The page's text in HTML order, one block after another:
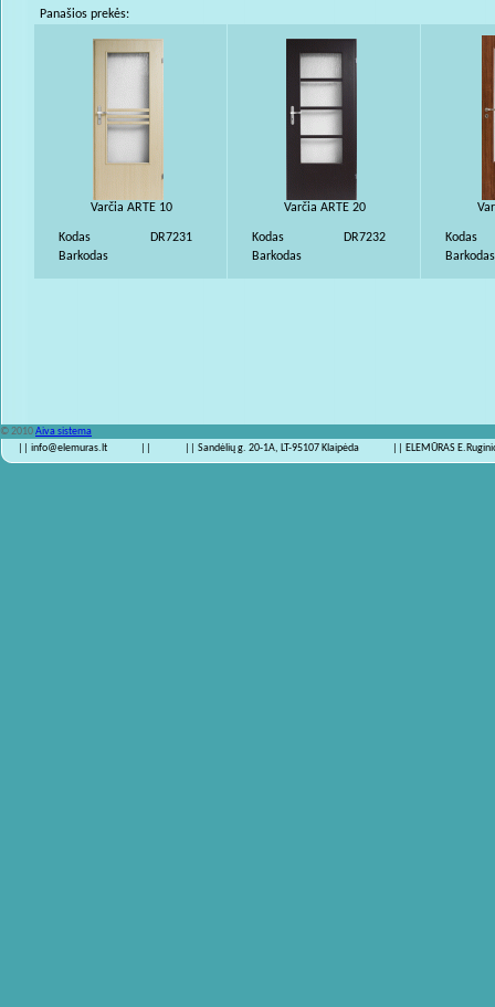
Panašios prekės:
Varčia ARTE 10
Kodas
DR7231
Barkodas
Varčia ARTE 20
Kodas
DR7232
Barkodas
Kodas
Barkodas
© 2010Aiva sistema
|| info@elemuras.lt
|| Sandėlių g. 20-1A, LT-95107 Klaipėda || ELEMŪRAS